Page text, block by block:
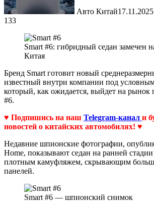
Авто Китай17.11.2025
133
Smart #6: гибридный седан замечен
Китая
Бренд Smart готовит новый
известный внутри компании под
который, как ожидается, выйдет на рынок
#6.
♥ Подпишись на наш Telegram-канал и
новостей о китайских автомобилях! ♥
Недавние шпионские фотографии,
Home, показывают седан на ранней стадии
плотным камуфляжем, скрывающим
панелей.
Smart #6 — шпионский снимок